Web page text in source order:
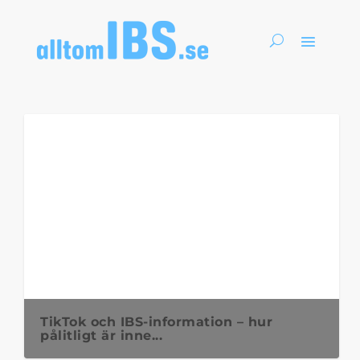
TikTok och IBS-information – hur
pålitligt är inne...